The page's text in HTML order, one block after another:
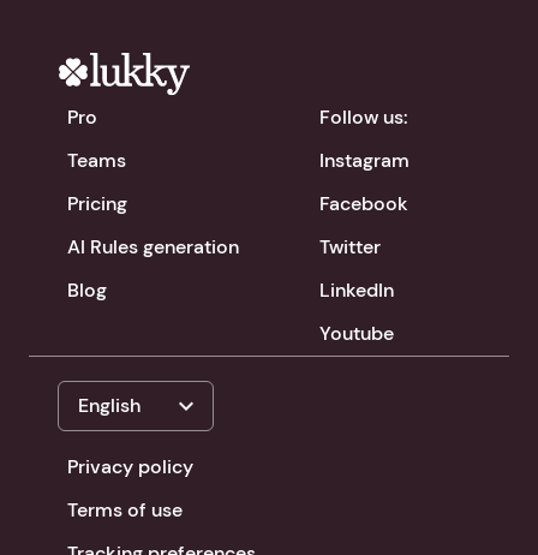
Pro
Teams
Pricing
AI Rules generation
Blog
Follow us:
Instagram
Facebook
Twitter
LinkedIn
Youtube
English expand_more
Privacy policy
Terms of use